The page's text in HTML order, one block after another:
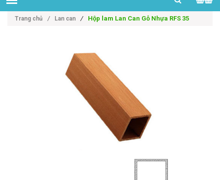
Trang chủ / Lan can / Hộp lam Lan Can Gỗ Nhựa RFS 35